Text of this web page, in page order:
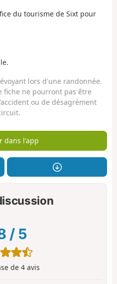
du tourisme de Sixt pour
lors d'une randonnée.
fiche ne pourront pas être
ou de désagrément
dans l'app
/ 5
de 4 avis